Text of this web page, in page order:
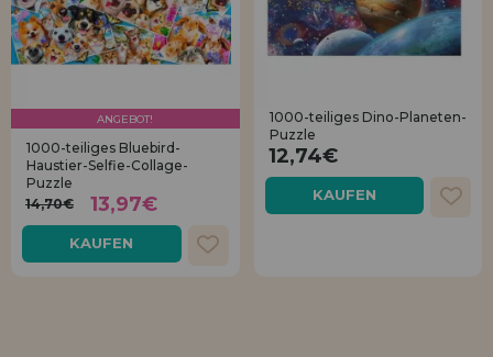
ANGEBOT!
1000-teiliges Bluebird-
Haustier-Selfie-Collage-
Puzzle
14,70€
13,97€
KAUFEN
1000-teiliges Dino-Planeten-
Puzzle
12,74€
KAUFEN